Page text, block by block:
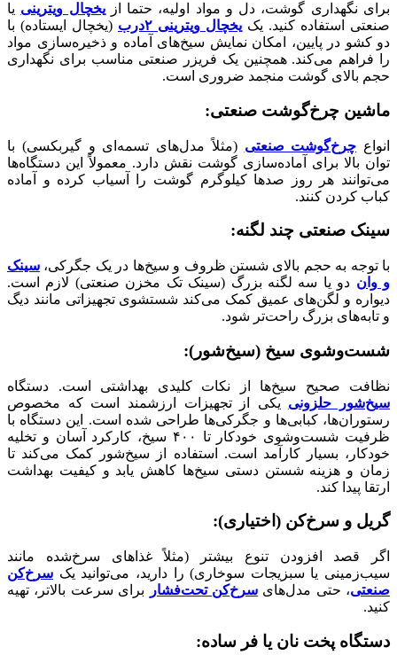
برای نگهداری گوشت، دل و مواد اولیه، حتما ازیخچال ویترینی یا
صنعتی استفاده کنید. یک یخچال ویترینی ۲درب (یخچال ایستاده) با
دو کشو در پایین، امکان نمایش سیخ‌های آماده و ذخیره‌سازی مواد
را فراهم می‌کند. همچنین یک فریزر صنعتی مناسب برای نگهداری
حجم بالای گوشت منجمد ضروری است.
ماشین چرخ‌گوشت صنعتی:
انواع چرخ‌گوشت صنعتی (مثلاً مدل‌های تسمه‌ای و گیربکسی) با
توان بالا برای آماده‌سازی گوشت نقش دارد. معمولاً این دستگاه‌ها
می‌توانند هر روز صدها کیلوگرم گوشت را آسیاب کرده و آماده
کباب کردن کنند.
سینک صنعتی چند لگنه:
با توجه به حجم بالای شستن ظروف و سیخ‌ها در یک جگرکی، سینک
و وان دو یا سه لگنه بزرگ (سینک تک مخزن صنعتی) لازم است.
دیواره و لگن‌های عمیق کمک می‌کند شستشوی تجهیزاتی مانند دیگ
و تابه‌های بزرگ راحت‌تر شود.
شست‌وشوی سیخ (سیخ‌شور):
نظافت صحیح سیخ‌ها از نکات کلیدی بهداشتی است. دستگاه
سیخ‌شور حلزونی یکی از تجهیزات ارزشمند است که مخصوص
رستوران‌ها، کبابی‌ها و جگرکی‌ها طراحی شده است. این دستگاه با
ظرفیت شست‌وشوی خودکار تا ۴۰۰ سیخ، کارکرد آسان و تخلیه
خودکار، بسیار کارآمد است. استفاده از سیخ‌شور کمک می‌کند تا
زمان و هزینه شستن دستی سیخ‌ها کاهش یابد و کیفیت بهداشت
ارتقا پیدا کند.
گریل و سرخ‌کن (اختیاری):
اگر قصد افزودن تنوع بیشتر (مثلاً غذاهای سرخ‌شده مانند
سیب‌زمینی یا سبزیجات سوخاری) را دارید، می‌توانید یک سرخ‌کن
صنعتی، حتی مدل‌هایسرخ‌کن تحت‌فشار
برای سرعت بالاتر، تهیه
کنید.
دستگاه پخت نان یا فر ساده: